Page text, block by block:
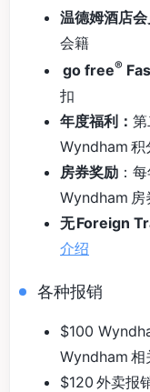
温德姆酒店
会籍
go free®
扣
年度福利：
Wyndham 积
房券奖励 ：
Wyndham 房
无 Foreign
介绍
各种报销
$100
Wyndham 相
$120 外卖报